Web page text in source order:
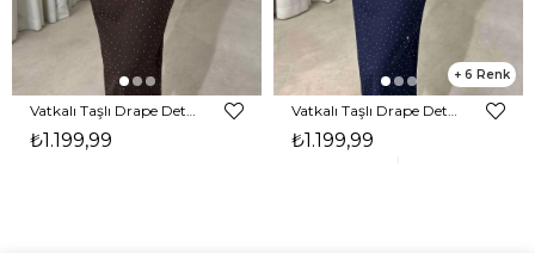
₺1.199,99
6
₺1.199,99